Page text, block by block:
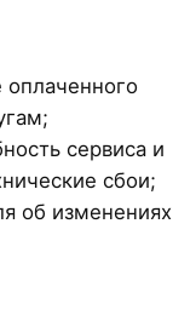
оплаченного
сервиса и
сбои;
об изменениях